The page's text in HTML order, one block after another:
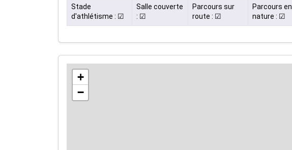
Stade
d'athlétisme : ☑
Salle couverte
: ☑
Parcours sur
route : ☑
Parcours en
nature : ☑
+
−